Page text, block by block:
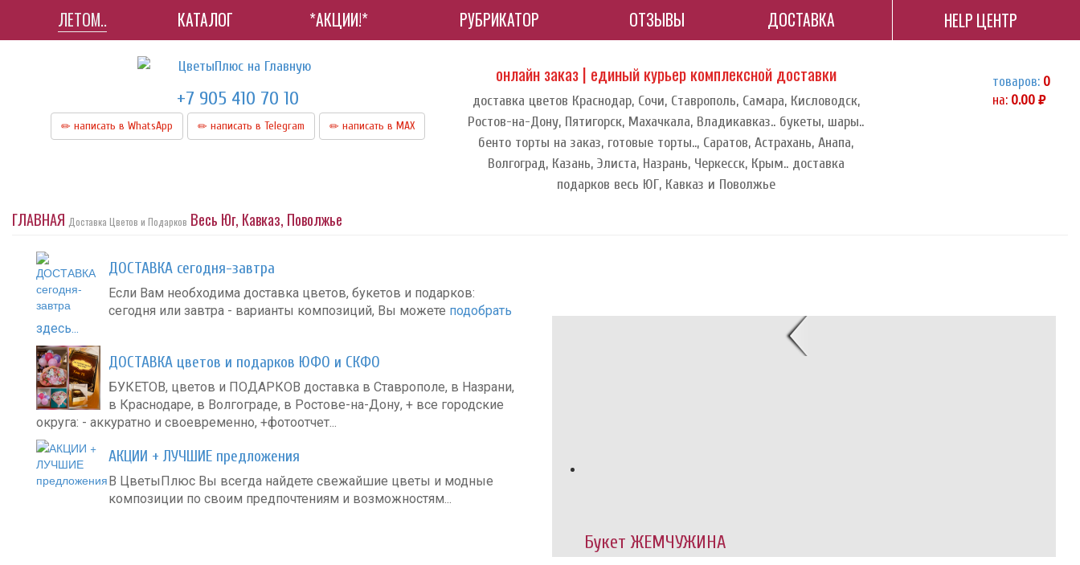
ЛЕТОМ.. КАТАЛОГ *АКЦИИ!* РУБРИКАТОР ОТЗЫВЫ ДОСТАВКА HELP ЦЕНТР
+7 905 410 70 10
написать в WhatsApp написать в Telegram написать в МАХ
онлайн заказ | единый курьер комплексной доставки
доставка цветов Краснодар, Сочи, Ставрополь, Самара, Кисловодск,
Ростов-на-Дону, Пятигорск, Махачкала, Владикавказ.. букеты, шары..
бенто торты на заказ, готовые торты.., Саратов, Астрахань, Анапа,
Волгоград, Казань, Элиста, Назрань, Черкесск, Крым.. доставка
подарков весь ЮГ, Кавказ и Поволжье
товаров: 0
на: 0.00 руб.
ГЛАВНАЯ Доставка Цветов и Подарков Весь Юг, Кавказ, Поволжье
ДОСТАВКА сегодня-завтра
Если Вам необходима доставка цветов, букетов и подарков:
сегодня или завтра - варианты композиций, Вы можете подобрать
здесь...
ДОСТАВКА цветов и подарков ЮФО и СКФО
БУКЕТОВ, цветов и ПОДАРКОВ доставка в Ставрополе, в Назрани,
в Краснодаре, в Волгограде, в Ростове-на-Дону, + все городские
округа: - аккуратно и своевременно, +фотоотчет...
АКЦИИ + ЛУЧШИЕ предложения
В ЦветыПлюс Вы всегда найдете свежайшие цветы и модные
композиции по своим предпочтениям и возможностям...
Букет ЖЕМЧУЖИНА